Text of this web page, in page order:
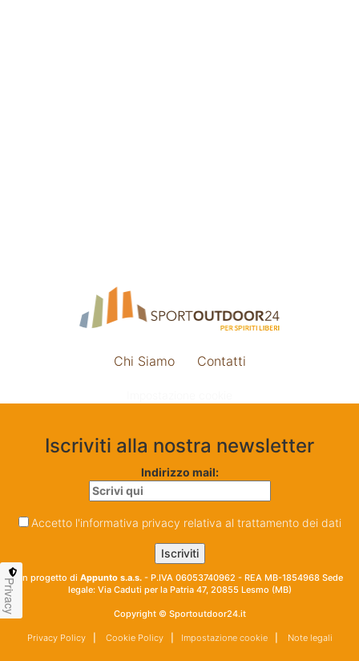
Chi Siamo Contatti
Iscriviti alla nostra newsletter
Indirizzo mail:
Accetto l'informativa privacy relativa al trattamento dei dati
Un progetto di Appunto s.a.s. - P.IVA 06053740962 - REA MB-1854968 Sede
legale: Via Caduti per la Patria 47, 20855 Lesmo (MB)
Copyright © Sportoutdoor24.it
Privacy Policy| Cookie Policy| Impostazione cookie| Note legali
Privacy